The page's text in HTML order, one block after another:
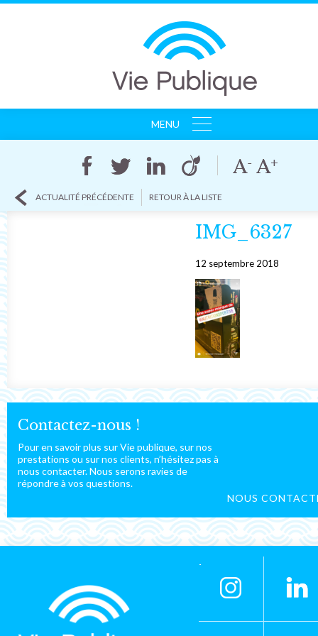
MENU
RÉFÉRENCES
ACTUALITÉ PRÉCÉDENTE RETOUR À LA LISTE
IMG_6327
12 septembre 2018
Contactez-nous !
Pour en savoir plus sur Vie publique, sur nos
prestations ou sur nos clients, n’hésitez pas à
nous contacter. Nous serons ravies de
répondre à vos questions.
NOUS